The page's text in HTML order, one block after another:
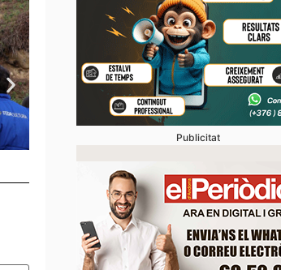
volum ‘Andorra i l’Habitatge’
Publicitat